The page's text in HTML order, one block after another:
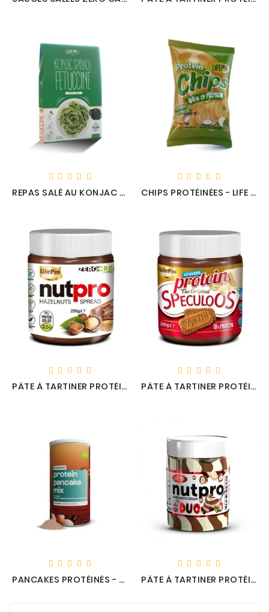
REPAS SALÉ AU KONJAC - LIFE PRO CHIPS PROTÉINÉES - LIFE PRO
PÂTE À TARTINER PROTÉINÉE NUT PRO - LIFE PRO PÂTE À TARTINER PROTÉINÉE SPECULOOS - LIFE PRO
PANCAKES PROTÉINÉS - NUTRIMUSCLE® PÂTE À TARTINER PROTÉINÉE NUTPRO DUO - LIFE PRO